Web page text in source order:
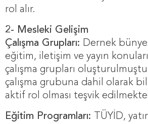
rol alır.
2- Mesleki Gelişim
Çalışma Grupları: Dernek
eğitim, iletişim ve yayın
çalışma grupları
çalışma grubuna dahil olarak
aktif rol olması teşvik
Eğitim Programları: TÜYİD,